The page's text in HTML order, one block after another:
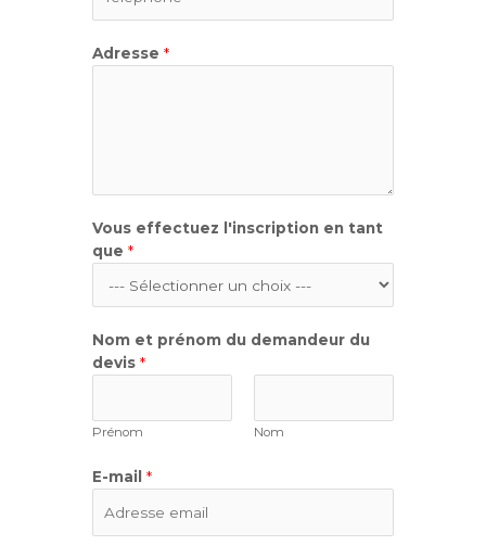
Adresse *
Vous effectuez l'inscription en tant
que *
Nom et prénom du demandeur du
devis *
Prénom Nom
E-mail *